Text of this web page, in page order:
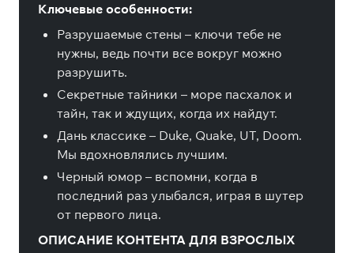
Ключевые особенности:
Разрушаемые стены – ключи тебе не
нужны, ведь почти все вокруг можно
разрушить.
Секретные тайники – море пасхалок и
тайн, так и ждущих, когда их найдут.
Дань классике – Duke, Quake, UT, Doom.
Мы вдохновлялись лучшим.
Черный юмор – вспомни, когда в
последний раз улыбался, играя в шутер
от первого лица.
ОПИСАНИЕ КОНТЕНТА ДЛЯ ВЗРОСЛЫХ